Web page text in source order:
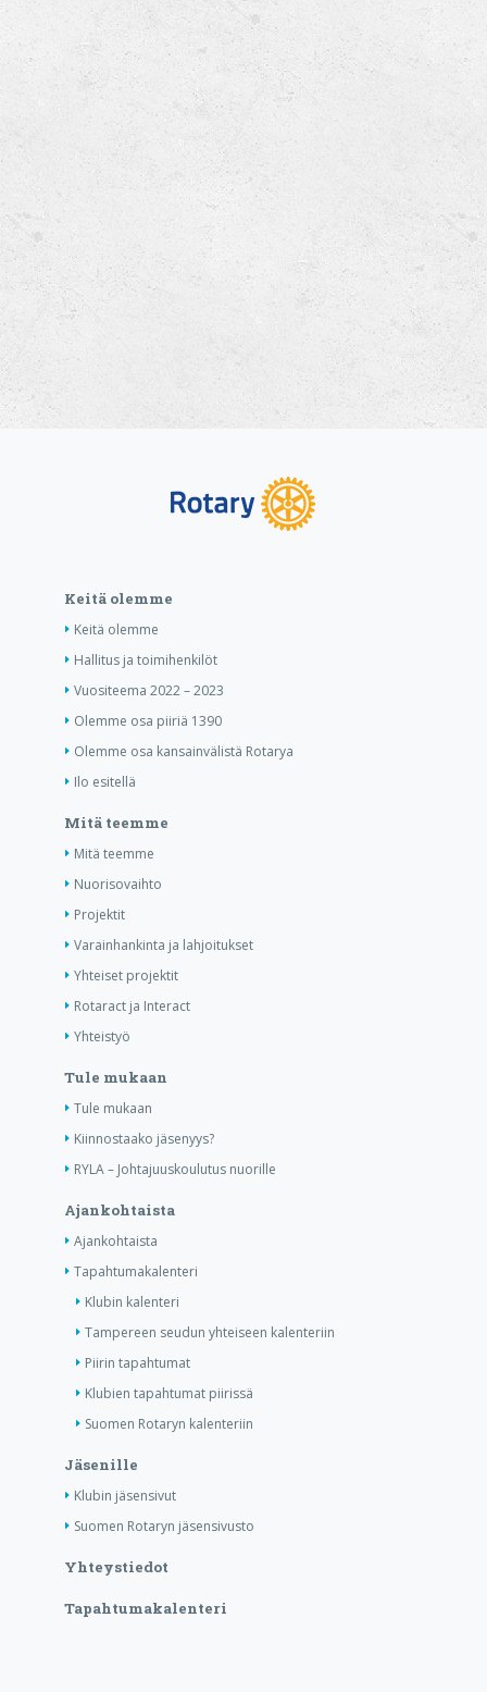
Keitä olemme
Keitä olemme
Hallitus ja toimihenkilöt
Vuositeema 2022 – 2023
Olemme osa piiriä 1390
Olemme osa kansainvälistä Rotarya
Ilo esitellä
Mitä teemme
Mitä teemme
Nuorisovaihto
Projektit
Varainhankinta ja lahjoitukset
Yhteiset projektit
Rotaract ja Interact
Yhteistyö
Tule mukaan
Tule mukaan
Kiinnostaako jäsenyys?
RYLA – Johtajuuskoulutus nuorille
Ajankohtaista
Ajankohtaista
Tapahtumakalenteri
Klubin kalenteri
Tampereen seudun yhteiseen kalenteriin
Piirin tapahtumat
Klubien tapahtumat piirissä
Suomen Rotaryn kalenteriin
Jäsenille
Klubin jäsensivut
Suomen Rotaryn jäsensivusto
Yhteystiedot
Tapahtumakalenteri